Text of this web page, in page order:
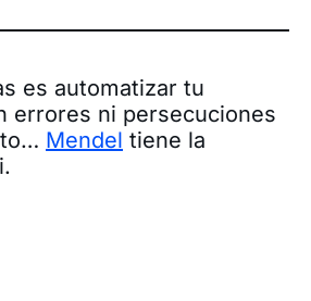
es automatizar tu
errores ni persecuciones
Mendel tiene la